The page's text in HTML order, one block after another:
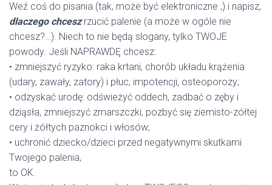
Weź coś do pisania (tak, może być elektroniczne ;) i napisz,
dlaczego chceszrzucić palenie (a może w ogóle nie
chcesz?…). Niech to nie będą slogany, tylko TWOJE
powody. Jeśli NAPRAWDĘ chcesz:
• zmniejszyć ryzyko: raka krtani, chorób układu krążenia
(udary, zawały, zatory) i płuc, impotencji, osteoporozy;
• odzyskać urodę: odświeżyć oddech, zadbać o zęby i
dziąsła, zmniejszyć zmarszczki, pozbyć się ziemisto-zółtej
cery i żółtych paznokci i włosów;
• uchronić dziecko/dzieci przed negatywnymi skutkami
Twojego palenia,
to OK.